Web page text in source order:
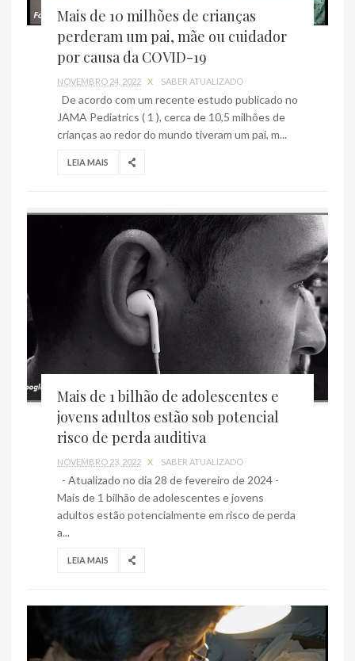
Mais de 10 milhões de crianças
perderam um pai, mãe ou cuidador
por causa da COVID-19
NOVEMBRO 24, 2022 X SABER ATUALIZADO
De acordo com um recente estudo publicado no
JAMA Pediatrics ( 1 ), cerca de 10,5 milhões de
crianças ao redor do mundo tiveram um pai, m...
LEIA MAIS
Mais de 1 bilhão de adolescentes e
jovens adultos estão sob potencial
risco de perda auditiva
NOVEMBRO 23, 2022 X SABER ATUALIZADO
- Atualizado no dia 28 de fevereiro de 2024 -
Mais de 1 bilhão de adolescentes e jovens
adultos estão potencialmente em risco de perda
a...
LEIA MAIS